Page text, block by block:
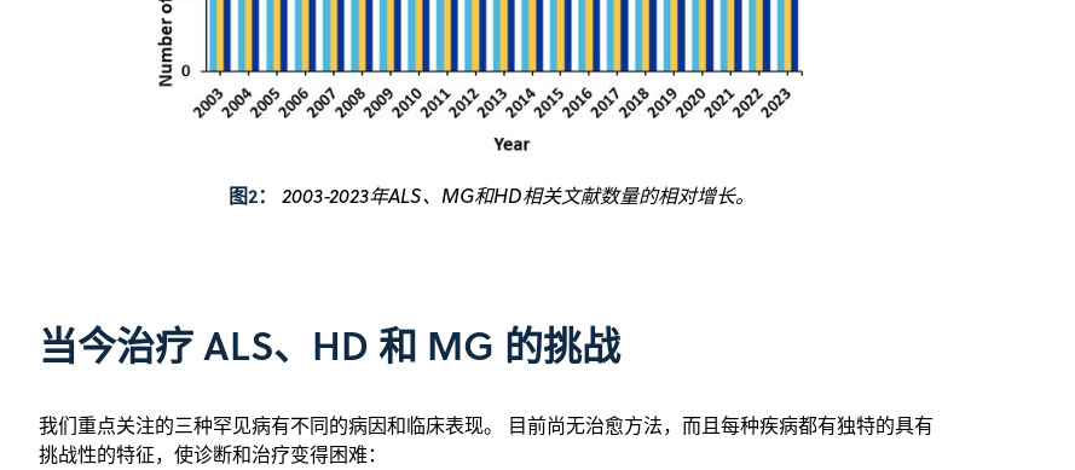
图2： 2003-2023年ALS、MG和HD相关文献数量的相对增长。
当今治疗 ALS、HD 和 MG 的挑战
我们重点关注的三种罕见病有不同的病因和临床表现。 目前尚无治愈方法，而且每种疾病都有独特的具有
挑战性的特征，使诊断和治疗变得困难：